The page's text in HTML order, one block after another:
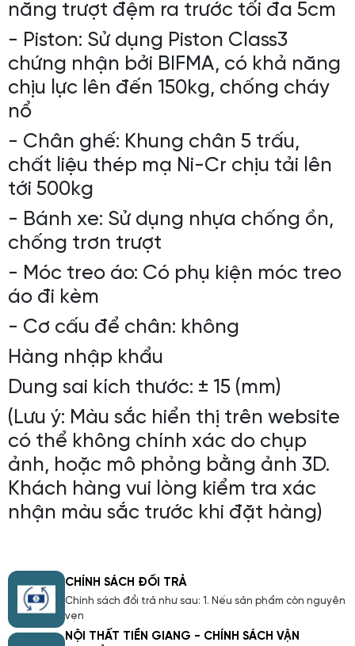
năng trượt đệm ra trước tối đa 5cm
- Piston: Sử dụng Piston Class3
chứng nhận bởi BIFMA, có khả năng
chịu lực lên đến 150kg, chống cháy
nổ
- Chân ghế: Khung chân 5 trấu,
chất liệu thép mạ Ni-Cr chịu tải lên
tới 500kg
- Bánh xe: Sử dụng nhựa chống ồn,
chống trơn trượt
- Móc treo áo: Có phụ kiện móc treo
áo đi kèm
- Cơ cấu để chân: không
Hàng nhập khẩu
Dung sai kích thước: ± 15 (mm)
(Lưu ý: Màu sắc hiển thị trên website
có thể không chính xác do chụp
ảnh, hoặc mô phỏng bằng ảnh 3D.
Khách hàng vui lòng kiểm tra xác
nhận màu sắc trước khi đặt hàng)
CHÍNH SÁCH ĐỔI TRẢ
Chính sách đổi trả như sau: 1. Nếu sản phẩm còn nguyên
vẹn
NỘI THẤT TIỀN GIANG - CHÍNH SÁCH VẬN